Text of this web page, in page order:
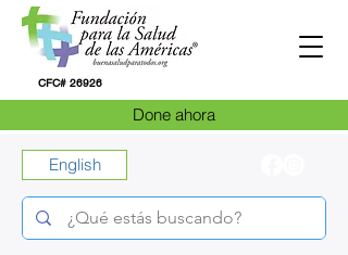
Done ahora
CFC# 26926
English